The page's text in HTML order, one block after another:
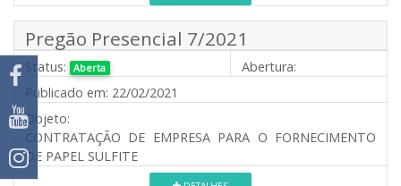
Pregão Presencial 7/2021
Status: Aberta
Abertura:
Publicado em: 22/02/2021
Objeto:
CONTRATAÇÃO DE EMPRESA PARA O FORNECIMENTO
DE PAPEL SULFITE